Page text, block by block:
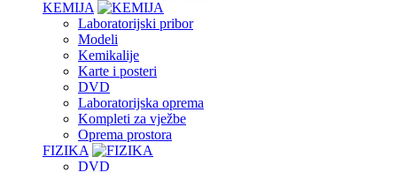
KEMIJA
Laboratorijski pribor
Modeli
Kemikalije
Karte i posteri
DVD
Laboratorijska oprema
Kompleti za vježbe
Oprema prostora
FIZIKA
DVD